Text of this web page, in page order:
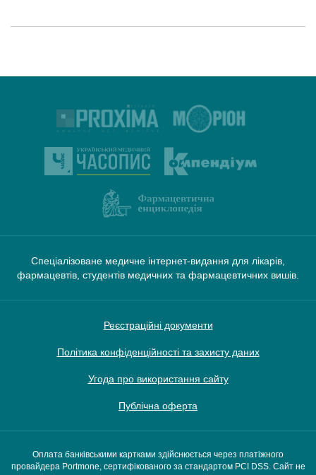
Спеціалізоване медичне інтернет-видання для лікарів,
фармацевтів, студентів медичних та фармацевтичних вишів.
Реєстраційні документи
Політика конфіденційності та захисту даних
Угода про використання сайту
Публічна оферта
Оплата банківськими картками здійснюється через платіжного
провайдера Portmone, сертифікованого за стандартом PCI DSS. Сайт не